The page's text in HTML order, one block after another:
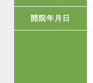
開院年月日